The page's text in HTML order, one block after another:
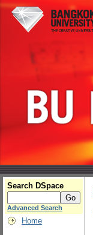
Search DSpace
Advanced Search
Home